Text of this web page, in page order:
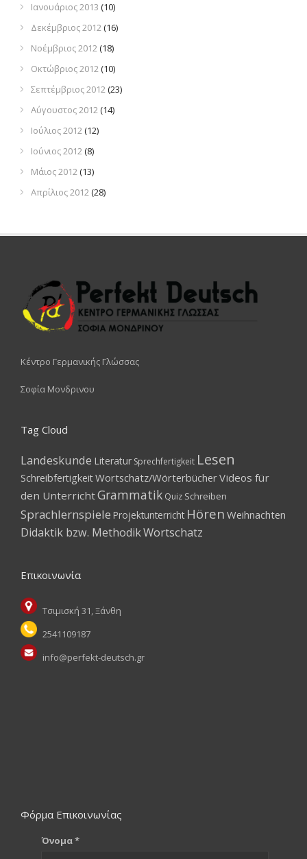
Ιανουάριος 2013 (10)
Δεκέμβριος 2012(16)
Νοέμβριος 2012(18)
Οκτώβριος 2012(10)
Σεπτέμβριος 2012(23)
Αύγουστος 2012(14)
Ιούλιος 2012(12)
Ιούνιος 2012(8)
Μάιος 2012(13)
Απρίλιος 2012(28)
Κέντρο Γερμανικής Γλώσσας
Σοφία Μονδρινου
Tag Cloud
Landeskunde Literatur Sprechfertigkeit Lesen
SchreibfertigkeitWortschatz/WörterbücherVideos für
den UnterrichtGrammatik Quiz Schreiben
Sprachlernspiele Projektunterricht Hören Weihnachten
Didaktik bzw. MethodikWortschatz
Επικοινωνία
Τσιμισκή 31, Ξάνθη
2541109187
info@perfekt-deutsch.gr
Φόρμα Επικοινωνίας
Όνομα *